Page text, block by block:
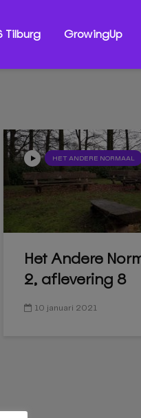
Tilburg GrowingUp
HET ANDERE NORMAAL
Het Andere
2, aflevering 8
10 januari 2021